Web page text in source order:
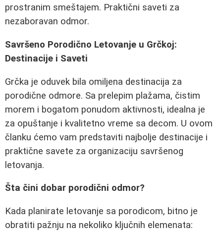
prostranim smeštajem. Praktični saveti za
nezaboravan odmor.
Savršeno Porodično Letovanje u Grčkoj:
Destinacije i Saveti
Grčka je oduvek bila omiljena destinacija za
porodične odmore. Sa prelepim plažama, čistim
morem i bogatom ponudom aktivnosti, idealna je
za opuštanje i kvalitetno vreme sa decom. U ovom
članku ćemo vam predstaviti najbolje destinacije i
praktične savete za organizaciju savršenog
letovanja.
Šta čini dobar porodični odmor?
Kada planirate letovanje sa porodicom, bitno je
obratiti pažnju na nekoliko ključnih elemenata: